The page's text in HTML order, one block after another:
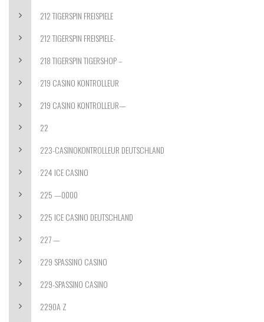
212 TIGERSPIN FREISPIELE
212 TIGERSPIN FREISPIELE-
218 TIGERSPIN TIGERSHOP –
219 CASINO KONTROLLEUR
219 CASINO KONTROLLEUR—
22
223-CASINOKONTROLLEUR DEUTSCHLAND
224 ICE CASINO
225 —0000
225 ICE CASINO DEUTSCHLAND
227 —
229 SPASSINO CASINO
229-SPASSINO CASINO
2290A Z